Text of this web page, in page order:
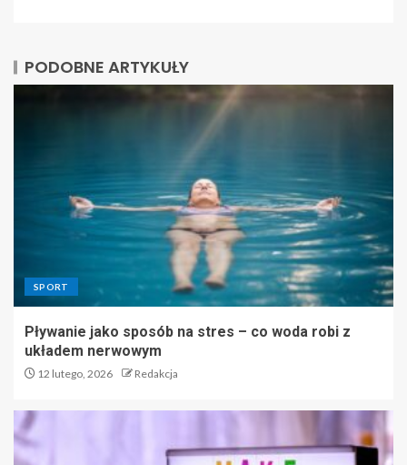
PODOBNE ARTYKUŁY
SPORT
Pływanie jako sposób na stres – co woda robi z
układem nerwowym
12 lutego, 2026 Redakcja